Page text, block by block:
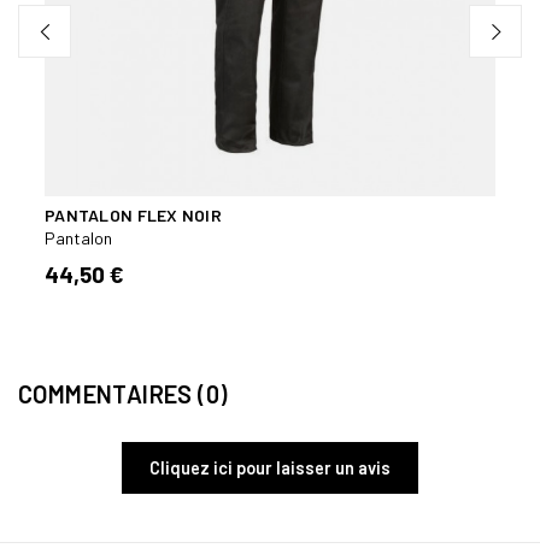
PANTALON FLEX NOIR
Pantalon
44,50 €
COMMENTAIRES (0)
Cliquez ici pour laisser un avis